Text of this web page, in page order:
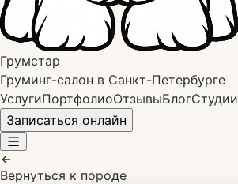
Грумстар
Груминг-салон в Санкт-Петербурге
УслугиПортфолиоОтзывыБлогСтудии
Записаться онлайн
Вернуться к породе